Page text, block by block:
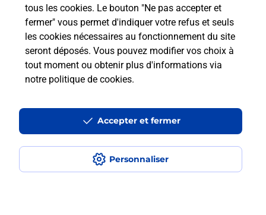
tous les cookies. Le bouton "Ne pas accepter et
fermer" vous permet d'indiquer votre refus et seuls
les cookies nécessaires au fonctionnement du site
seront déposés. Vous pouvez modifier vos choix à
tout moment ou obtenir plus d'informations via
notre politique de cookies.
Personnaliser
Accepter et fermer
Localiser Liste Bouches-du-Rhône SAUSSET LES PINS
Accessibilité : partiellement conforme
Conditions contractuelles
Mentions légales